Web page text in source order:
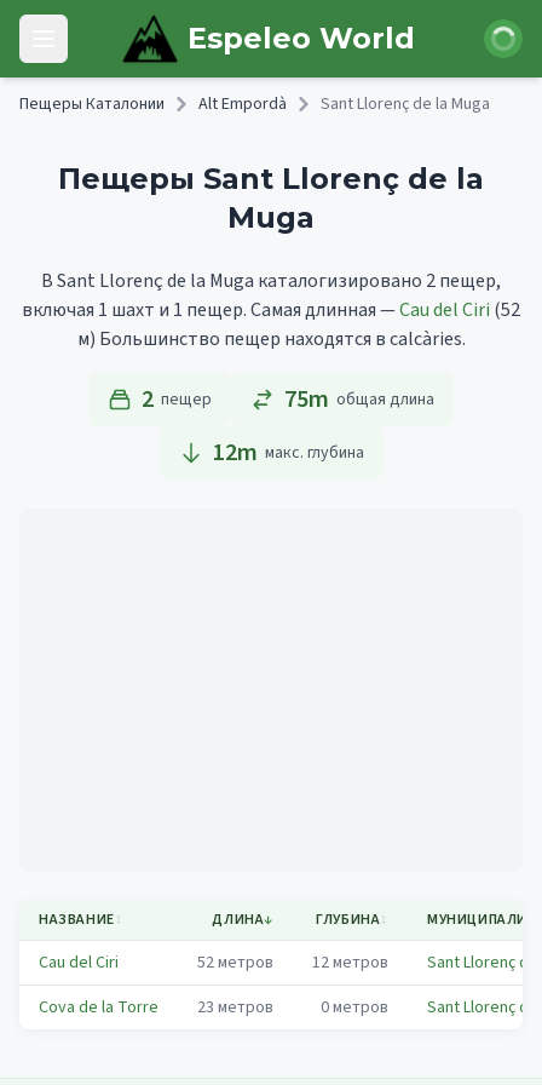
Skip to main content
Open main menu Espeleo World Войти
Пещеры Каталонии Alt Empordà Sant Llorenç de la Muga
Пещеры Sant Llorenç de la
Muga
В Sant Llorenç de la Muga каталогизировано 2 пещер,
включая 1 шахт и 1 пещер.Самая длинная —Cau del Ciri (52
м) Большинство пещер находятся в calcàries.
2 пещер 75m общая длина
12m макс. глубина
НАЗВАНИЕ↕ ДЛИНА↓ ГЛУБИНА↕
Cau del Ciri 52метров 12метров
Sant Llorenç de
Cova de la Torre
23 метров 0метров Sant Llorenç de